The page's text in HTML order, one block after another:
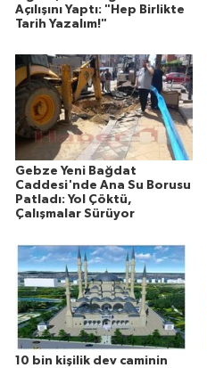
Açılışını Yaptı: "Hep Birlikte
Tarih Yazalım!"
Gebze Yeni Bağdat
Caddesi'nde Ana Su Borusu
Patladı: Yol Çöktü,
Çalışmalar Sürüyor
10 bin kişilik dev caminin